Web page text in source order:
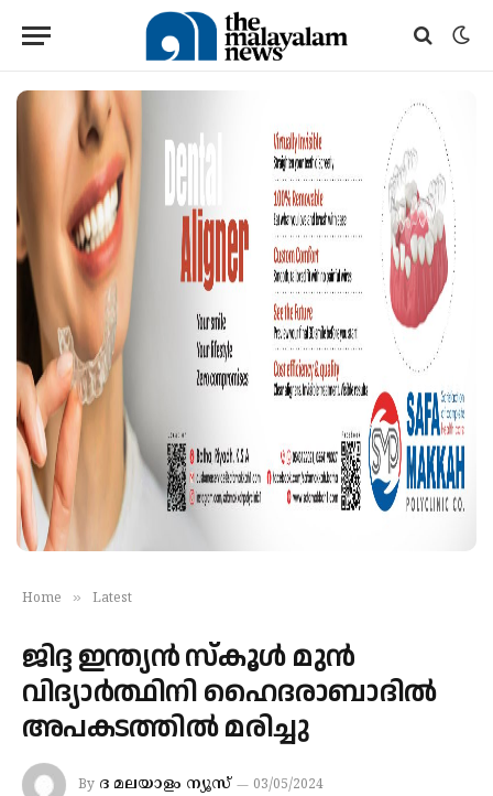
Home » Latest
ജിദ്ദ ഇന്ത്യൻ സ്കൂൾ മുൻ
വിദ്യാർത്ഥിനി ഹൈദരാബാദിൽ
അപകടത്തിൽ മരിച്ചു
By ദ മലയാളം ന്യൂസ് 03/05/2024